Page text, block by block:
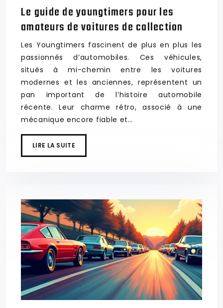
Le guide de youngtimers pour les
amateurs de voitures de collection
Les Youngtimers fascinent de plus en plus les
passionnés d’automobiles. Ces véhicules,
situés à mi-chemin entre les voitures
modernes et les anciennes, représentent un
pan important de l’histoire automobile
récente. Leur charme rétro, associé à une
mécanique encore fiable et…
LIRE LA SUITE